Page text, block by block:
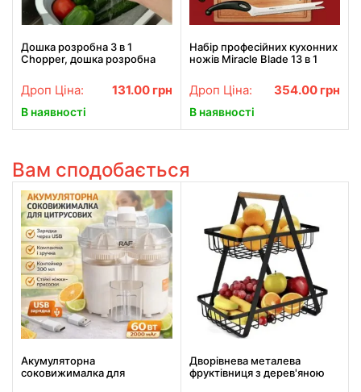
Дошка розробна 3 в 1
Chopper, дошка розробна
дошка для кухні, дошка
трансформер
Дроп Ціна: 131.00 грн
В наявності
Набір професійних кухонних
ножів Miracle Blade 13 в 1
Дроп Ціна: 354.00 грн
В наявності
Вам сподобається
Акумуляторна
соковижималка для
Дворівнева металева
фруктівниця з дерев'яною